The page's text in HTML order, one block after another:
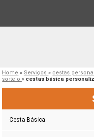
Home » Serviços» cestas
sorteio» cestas básica
Cesta Básica